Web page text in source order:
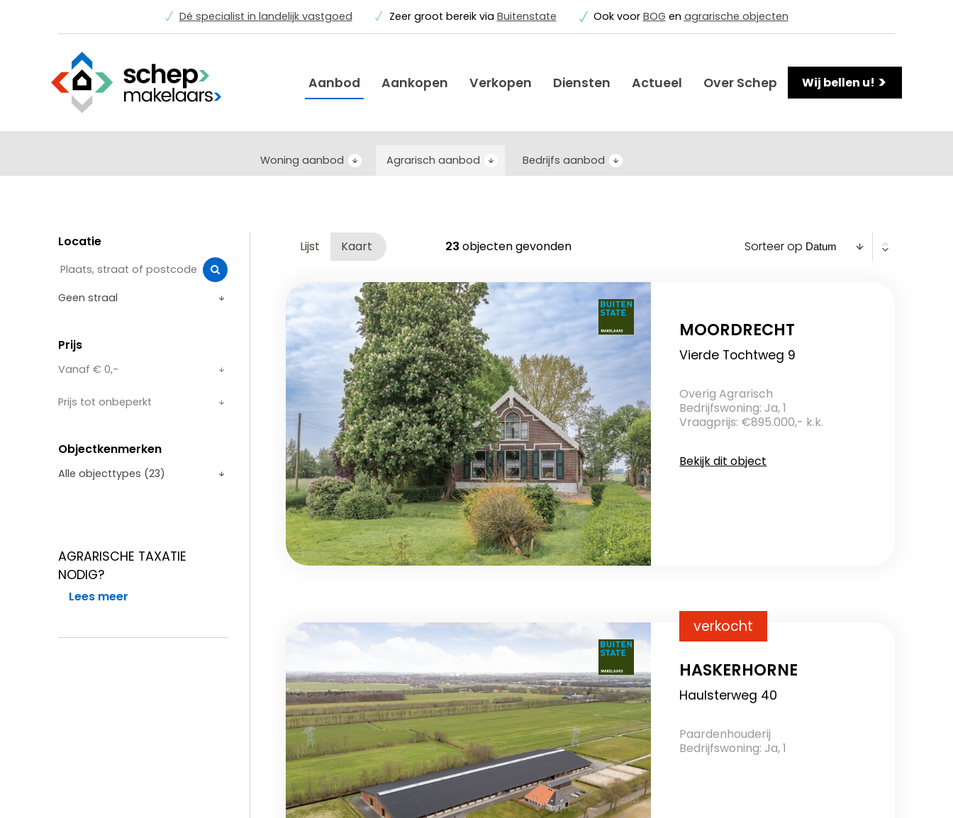
Dé specialist in landelijk vastgoed Zeer groot bereik via Buitenstate Ook voor BOG en agrarische objecten
Aanbod Aankopen Verkopen Diensten Actueel Over Schep Wij bellen u! >
Woning aanbod Agrarisch aanbod Bedrijfs aanbod
Locatie
Prijs
Objectkenmerken
AGRARISCHE TAXATIE
NODIG?
Lees meer
Lijst Kaart 23 objecten gevonden Sorteer op
MOORDRECHT
Vierde Tochtweg 9
Overig Agrarisch
Bedrijfswoning: Ja, 1
Vraagprijs: €895.000,- k.k.
Bekijk dit object
verkocht
HASKERHORNE
Haulsterweg 40
Paardenhouderij
Bedrijfswoning: Ja, 1